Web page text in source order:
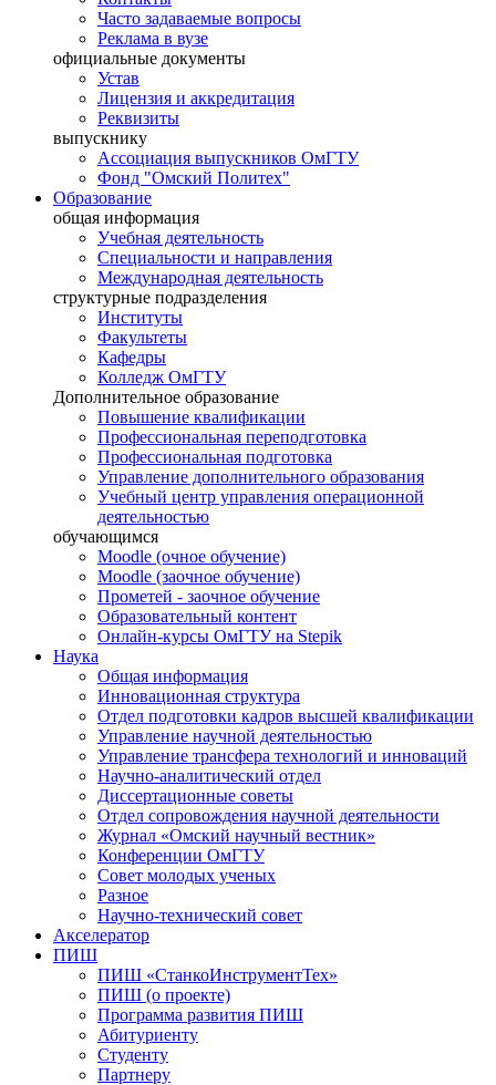
Часто задаваемые вопросы
Реклама в вузе
официальные документы
Устав
Лицензия и аккредитация
Реквизиты
выпускнику
Ассоциация выпускников ОмГТУ
Фонд "Омский Политех"
Образование
общая информация
Учебная деятельность
Специальности и направления
Международная деятельность
структурные подразделения
Институты
Факультеты
Кафедры
Колледж ОмГТУ
Дополнительное образование
Повышение квалификации
Профессиональная переподготовка
Профессиональная подготовка
Управление дополнительного образования
Учебный центр управления операционной
деятельностью
обучающимся
Moodle (очное обучение)
Moodle (заочное обучение)
Прометей - заочное обучение
Образовательный контент
Онлайн-курсы ОмГТУ на Stepik
Наука
Общая информация
Инновационная структура
Отдел подготовки кадров высшей квалификации
Управление научной деятельностью
Управление трансфера технологий и инноваций
Научно-аналитический отдел
Диссертационные советы
Отдел сопровождения научной деятельности
Журнал «Омский научный вестник»
Конференции ОмГТУ
Совет молодых ученых
Разное
Научно-технический совет
Акселератор
ПИШ
ПИШ «СтанкоИнструментТех»
ПИШ (о проекте)
Программа развития ПИШ
Абитуриенту
Студенту
Партнеру